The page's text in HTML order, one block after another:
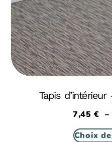
Tapis
7,45€ –
Choix